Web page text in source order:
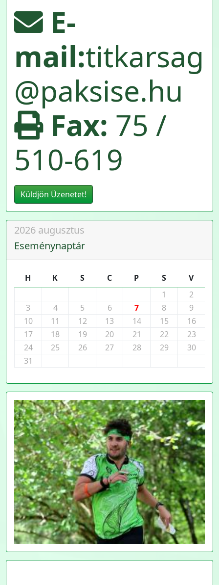
E-
mail:titkarsag
@paksise.hu
Fax: 75 /
510-619
Küldjön Üzenetet!
2026 augusztus
Eseménynaptár
H K S C P S
V
1
2
3
4 5 6 7 8
9
10
11 12 13 14 15
16
17
18 19 20 21 22
23
24
25 26 27 28 29
30
31